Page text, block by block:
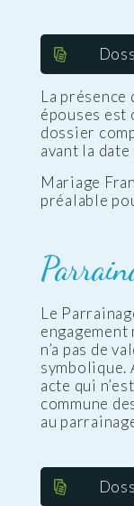
La
épouses
dossier
avant la
Mariage
préalable
Le
n’a pas de
symbolique.
acte qui
commune
au